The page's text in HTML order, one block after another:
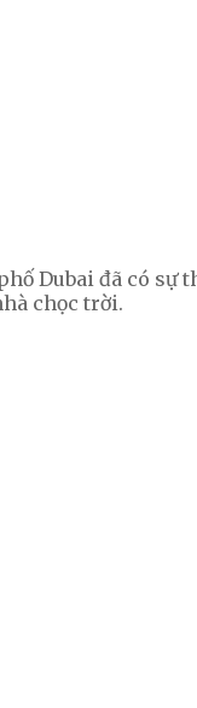
Dubai đã có
chọc trời.